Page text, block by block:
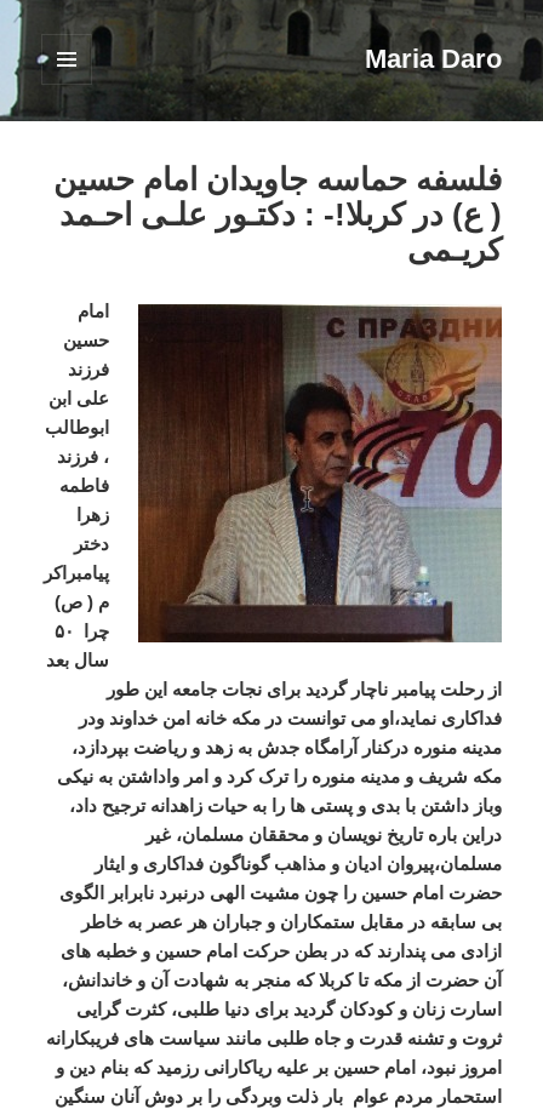
Maria Daro
فهرست
ابزارک‌ها
فلسفه حماسه جاویدان امام حسین
( ع) در کربلا!- : دکتـور علـی احـمد
کریـمی
امام
حسین
فرزند
علی ابن
ابوطالب
، فرزند
فاطمه
زهرا
دختر
پیامبراکر
م ( ص)
چرا ۵۰
سال بعد
از رحلت پیامبر ناچار گردید برای نجات جامعه این طور
فداکاری نماید،او می توانست در مکه خانه امن خداوند ودر
مدینه منوره درکنار آرامگاه جدش به زهد و ریاضت بپردازد،
مکه شریف و مدینه منوره را ترک کرد و امر واداشتن به نیکی
وباز داشتن با بدی و پستی ها را به حیات زاهدانه ترجیح داد،
دراین باره تاریخ نویسان و محققان مسلمان، غیر
مسلمان،پیروان ادیان و مذاهب گوناگون فداکاری و ایثار
حضرت امام حسین را چون مشیت الهی درنبرد نابرابر الگوی
بی سابقه در مقابل ستمکاران و جباران هر عصر به خاطر
ازادی می پندارند که در بطن حرکت امام حسین و خطبه های
آن حضرت از مکه تا کربلا که منجر به شهادت آن و خاندانش،
اسارت زنان و کودکان گردید برای دنیا طلبی، کثرت گرایی
ثروت و تشنه قدرت و جاه طلبی مانند سیاست های فریبکارانه
امروز نبود، امام حسین بر علیه ریاکارانی رزمید که بنام دین و
استحمار مردم عوام بار ذلت وبردگی را بر دوش آنان سنگین